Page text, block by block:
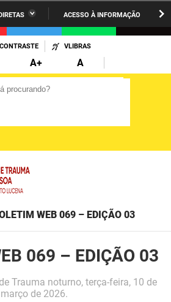
PARA
CONTEÚDO
ACESSO À INFORMAÇÃO
do Semiárido
Superior
Municipal
VLIBRAS
A+
A
O que você está procurando?
WEB 069 – EDIÇÃO 03
069 – EDIÇÃO 03
Trauma noturno, terça-feira, 10 de
março de 2026.